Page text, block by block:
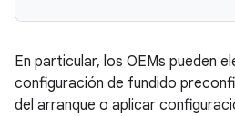
En particular, los OEMs pueden
configuración de fundido
del arranque o aplicar